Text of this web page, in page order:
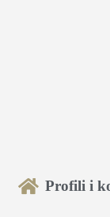
Profili i